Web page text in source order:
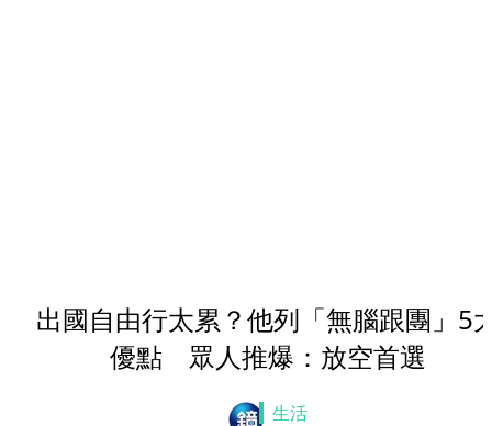
出國自由行太累？他列「無腦跟團」5
優點 眾人推爆：放空首選
生活